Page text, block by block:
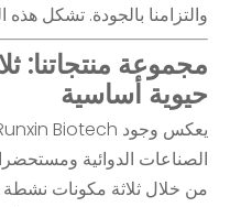
والتزامنا بالجودة. تشكل
مجموعة منتجاتنا:
حيوية أساسية
الصناعات الدوائية
من خلال ثلاثة مكونات نشطة